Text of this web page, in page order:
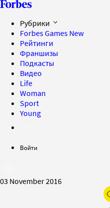
Рубрики
Forbes Games New
Рейтинги
Франшизы
Подкасты
Видео
Life
Woman
Sport
Young
Войти
03 November 2016